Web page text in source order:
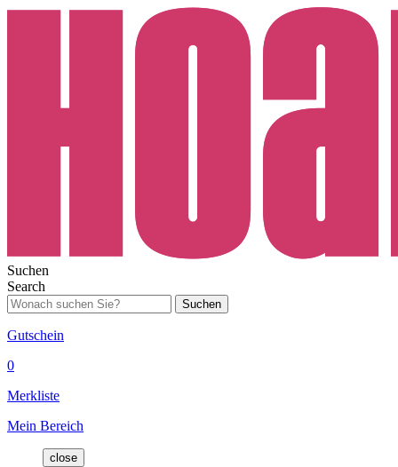
Suchen
Search
Suchen
Gutschein
0
Merkliste
Mein Bereich
close